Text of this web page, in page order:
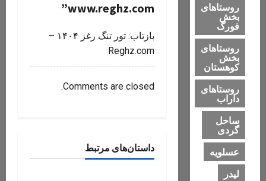
www.reghz.com
”
بازتاب:
تور تنگ رغز ۱۴۰۴ –
Reghz.com
Comments are closed.
داستان‌های مرتبط
دره های ایران
عمومی
روستاهای
بخش
فورگ
روستاهای
بخش
کوهستان
روستاهای
داراب
ساحل
گردی
عسلویه